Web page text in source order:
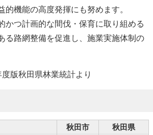
的機能の高度発揮にも努めます。
かつ計画的な間伐・保育に取り組める
る路網整備を促進し、施業実施体制の
版秋田県林業統計より
秋田市
秋田県